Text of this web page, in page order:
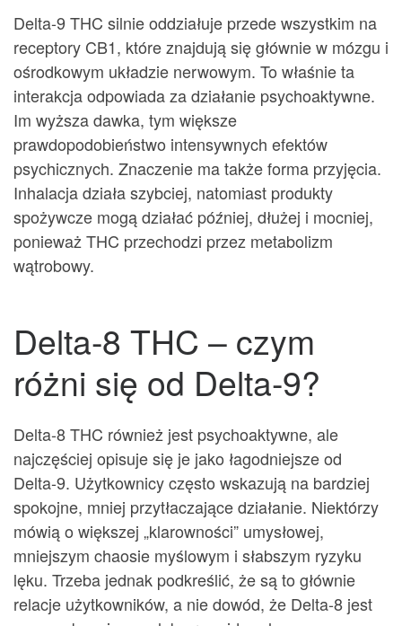
Delta-9 THC silnie oddziałuje przede wszystkim na
receptory CB1, które znajdują się głównie w mózgu i
ośrodkowym układzie nerwowym. To właśnie ta
interakcja odpowiada za działanie psychoaktywne.
Im wyższa dawka, tym większe
prawdopodobieństwo intensywnych efektów
psychicznych. Znaczenie ma także forma przyjęcia.
Inhalacja działa szybciej, natomiast produkty
spożywcze mogą działać później, dłużej i mocniej,
ponieważ THC przechodzi przez metabolizm
wątrobowy.
Delta-8 THC – czym
różni się od Delta-9?
Delta-8 THC również jest psychoaktywne, ale
najczęściej opisuje się je jako łagodniejsze od
Delta-9. Użytkownicy często wskazują na bardziej
spokojne, mniej przytłaczające działanie. Niektórzy
mówią o większej „klarowności” umysłowej,
mniejszym chaosie myślowym i słabszym ryzyku
lęku. Trzeba jednak podkreślić, że są to głównie
relacje użytkowników, a nie dowód, że Delta-8 jest